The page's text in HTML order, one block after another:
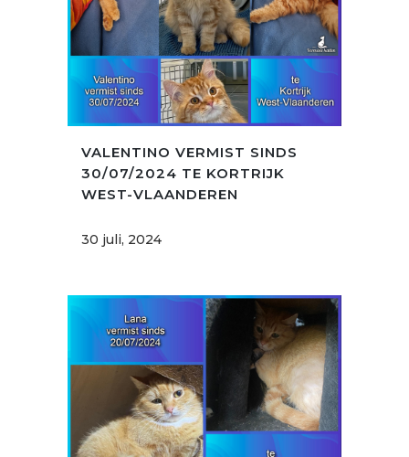
VALENTINO VERMIST SINDS
30/07/2024 TE KORTRIJK
WEST-VLAANDEREN
30 juli, 2024